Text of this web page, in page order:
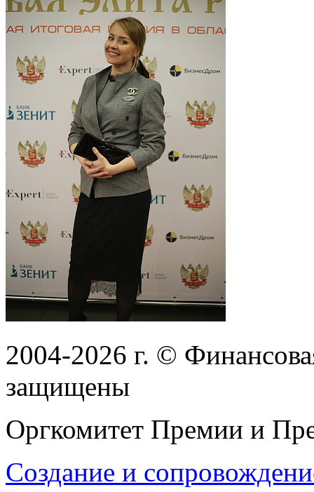
2004-2026 г. ©
защищены
Оргкомитет Премии и
Создание и